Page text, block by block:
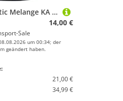
JAKO Trikot Celtic Melange KA M Anthrazit/Lemon
14,00 €
Sale
um 00:34; der
geändert haben.
21,00 €
34,99 €